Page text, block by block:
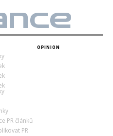
PR článků
PR
OPINION